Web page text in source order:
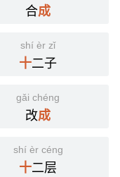
合成
shí èr zǐ
十二子
gǎi chéng
改成
shí èr céng
十二层